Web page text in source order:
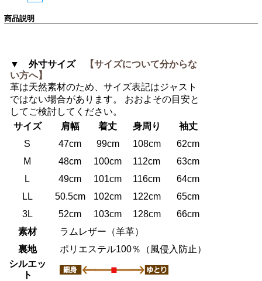
商品説明
▼ 外寸サイズ
【サイズについて分からな
い方へ】
革は天然素材のため、サイズ表記はジャスト
ではない場合があります。 おおよその目安と
してご検討してください。
サイズ
肩幅 着丈 身周り
袖丈
S
47cm 99cm 108cm
62cm
M
48cm 100cm 112cm
63cm
L
49cm 101cm 116cm
64cm
LL
50.5cm 102cm 122cm
65cm
3L
52cm 103cm 128cm
66cm
素材
ラムレザー（羊革）
裏地
ポリエステル100％（風侵入防止）
シルエッ
ト